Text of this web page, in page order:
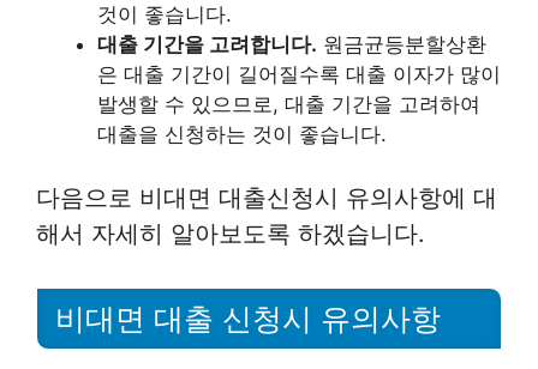
것이 좋습니다.
대출 기간을 고려합니다. 원금균등분할상환
은 대출 기간이 길어질수록 대출 이자가 많이
발생할 수 있으므로, 대출 기간을 고려하여
대출을 신청하는 것이 좋습니다.
다음으로 비대면 대출신청시 유의사항에 대
해서 자세히 알아보도록 하겠습니다.
비대면 대출 신청시 유의사항